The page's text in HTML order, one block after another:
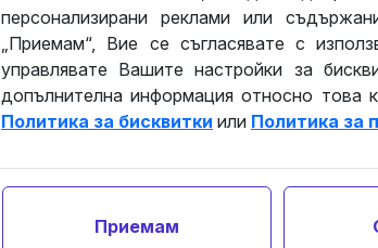
задължителната държавна такса от
Ограничаване на отговорност
Настоящата статия не
обосновка или мотив за решаване на
отговорност към потребителите
персонализирани реклами или
„Приемам“, Вие се съгласявате с
управлявате Вашите настройки за
допълнителна информация относно
Политика за бисквитки или Политика за
Приемам